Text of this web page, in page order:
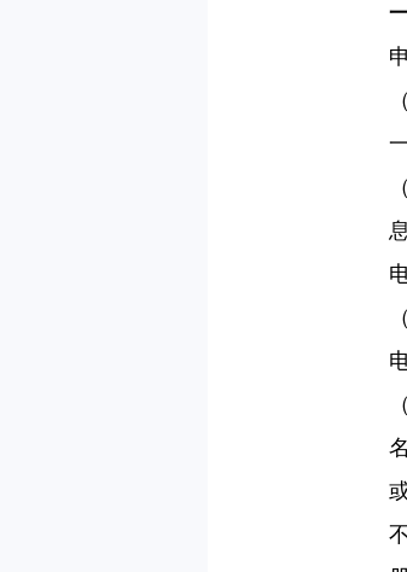
（
（
（
（